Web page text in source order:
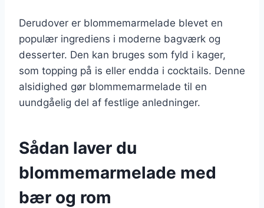
Derudover er blommemarmelade blevet en
populær ingrediens i moderne bagværk og
desserter. Den kan bruges som fyld i kager,
som topping på is eller endda i cocktails. Denne
alsidighed gør blommemarmelade til en
uundgåelig del af festlige anledninger.
Sådan laver du
blommemarmelade med
bær og rom